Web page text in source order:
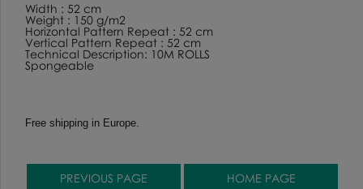
Width : 52 cm
Weight : 150 g/m2
Horizontal Pattern Repeat : 52 cm
Vertical Pattern Repeat : 52 cm
Technical Description: 10M ROLLS
Spongeable
Free shipping in Europe.